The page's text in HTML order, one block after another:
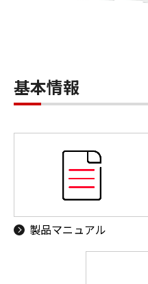
基本情報
製品マニュアル